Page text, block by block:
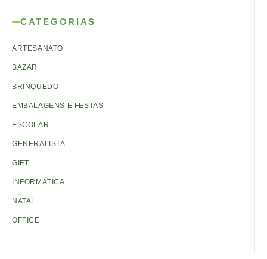
CATEGORIAS
ARTESANATO
BAZAR
BRINQUEDO
EMBALAGENS E FESTAS
ESCOLAR
GENERALISTA
GIFT
INFORMÁTICA
NATAL
OFFICE